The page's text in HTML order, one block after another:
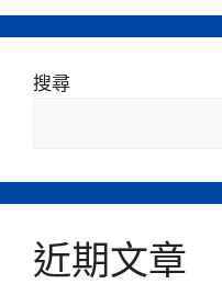
搜尋
近期文章